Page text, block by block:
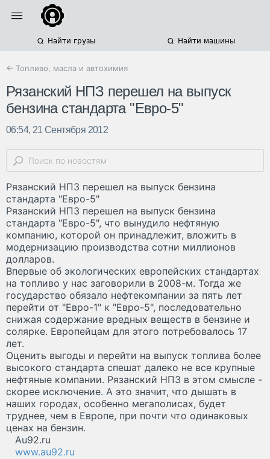
Найти грузы Найти машины
← Топливо, масла и автохимия
Рязанский НПЗ перешел на выпуск
бензина стандарта "Евро-5"
06:54, 21 Сентября 2012
Рязанский НПЗ перешел на выпуск бензина
стандарта "Евро-5"
Рязанский НПЗ перешел на выпуск бензина
стандарта "Евро-5", что вынудило нефтяную
компанию, которой он принадлежит, вложить в
модернизацию производства сотни миллионов
долларов.
Впервые об экологических европейских стандартах
на топливо у нас заговорили в 2008-м. Тогда же
государство обязало нефтекомпании за пять лет
перейти от "Евро-1" к "Евро-5", последовательно
снижая содержание вредных веществ в бензине и
солярке. Европейцам для этого потребовалось 17
лет.
Оценить выгоды и перейти на выпуск топлива более
высокого стандарта спешат далеко не все крупные
нефтяные компании. Рязанский НПЗ в этом смысле -
скорее исключение. А это значит, что дышать в
наших городах, особенно мегаполисах, будет
труднее, чем в Европе, при почти что одинаковых
ценах на бензин.
Au92.ru
www.au92.ru